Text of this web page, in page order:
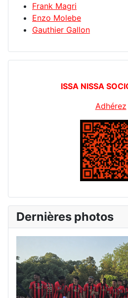
Frank Magri
Enzo Molebe
Gauthier Gallon
ISSA NISSA
Adhérez
Dernières photos